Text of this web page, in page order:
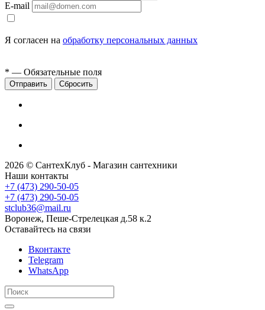
E-mail
Я согласен на обработку персональных данных
* — Обязательные поля
Сбросить
2026 © СантехКлуб - Магазин сантехники
Наши контакты
+7 (473) 290-50-05
+7 (473) 290-50-05
stclub36@mail.ru
Воронеж, Пеше-Стрелецкая д.58 к.2
Оставайтесь на связи
Вконтакте
Telegram
WhatsApp